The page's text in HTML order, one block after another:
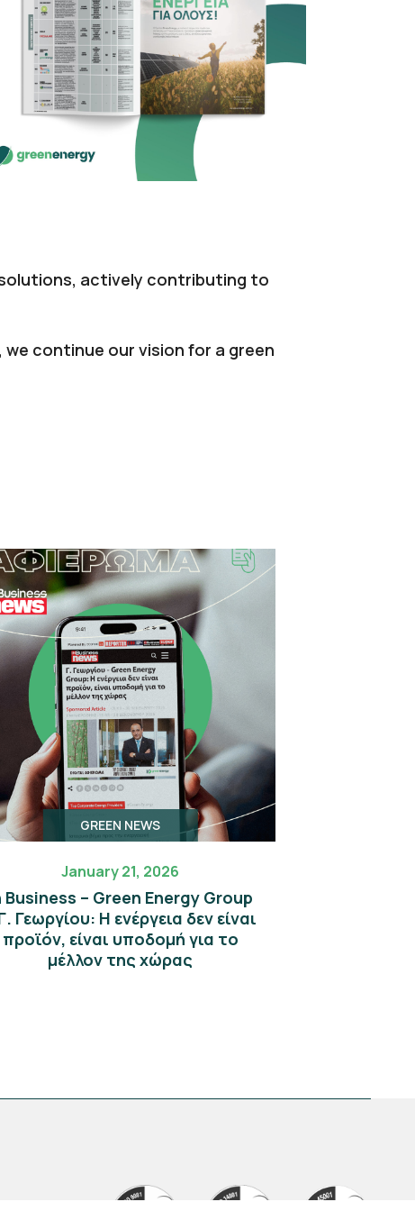
solutions, actively contributing to
continue our vision for a green
GREEN NEWS
January 21, 2026
Business – Green Energy Group
Γεωργίου: Η ενέργεια δεν είναι
προϊόν, είναι υποδομή για το
μέλλον της χώρας